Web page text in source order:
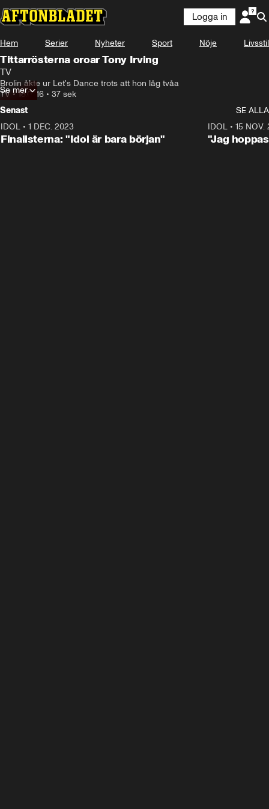
Logga in
Hem Serier Nyheter Sport Nöje Livsstil
Tittarrösterna oroar Tony Irving
TV
Brolin åkte ur Let's Dance trots att hon låg tvåa
TV •18.07.16 • 37 sek
Se mer
Senast
SE ALLA
IDOL • 1 DEC. 2023
Finalisterna: "Idol är bara början"
IDOL• 15 NOV.
"Jag